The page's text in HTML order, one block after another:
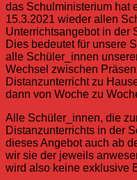
das Schulministerium hat
15.3.2021 wieder allen
Unterrichtsangebot in der
Dies bedeutet für unsere
alle Schüler_innen
Wechsel zwischen
Distanzunterricht zu
dann von Woche zu
Alle Schüler_innen, die
Distanzunterrichts in der
dieses Angebot auch ab
wir sie der jeweils
wird also keine exklusive